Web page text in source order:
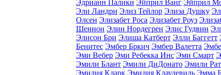
Эдрианн Палики Эйприл Ванг Эйприл
Эли Ландри Элиз Тейлор Элиза Душку
Олсен Элизабет Роса Элизабет Роуз
Шеннон Элин Нордегрен Элис Гудвин
Элисон Бри Элиша Катберт Элли Баггетт
Бенитес Эмбер Бркич Эмбер Валетта
Эми Вебер Эми Ребекка Инс Эми Смарт
Эмили Блант Эмили ДиДонато Эмили
Эмилия Кларк Эмилия Клаудевиль Эмма